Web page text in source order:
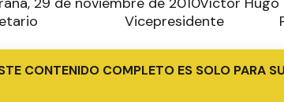
Vicepresidente
CONTENIDO COMPLETO ES SOLO PARA